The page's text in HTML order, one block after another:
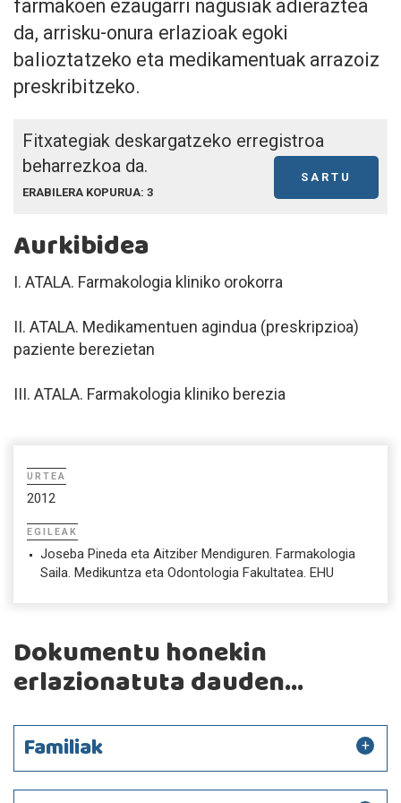
farmakoen ezaugarri nagusiak adieraztea
da, arrisku-onura erlazioak egoki
balioztatzeko eta medikamentuak arrazoiz
preskribitzeko.
Fitxategiak deskargatzeko erregistroa
beharrezkoa da.
SARTU
ERABILERA KOPURUA: 3
Aurkibidea
I. ATALA. Farmakologia kliniko orokorra
II. ATALA. Medikamentuen agindua (preskripzioa)
paziente berezietan
III. ATALA. Farmakologia kliniko berezia
URTEA
2012
EGILEAK
Joseba Pineda eta Aitziber Mendiguren. Farmakologia
Saila. Medikuntza eta Odontologia Fakultatea. EHU
Dokumentu honekin
erlazionatuta dauden...
Familiak